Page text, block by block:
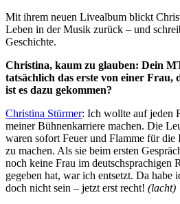
Mit ihrem neuen Livealbum blickt
Leben in der Musik zurück – und
Geschichte.
Christina, kaum zu glauben: Dein
tatsächlich das erste von einer Frau,
ist es dazu gekommen?
Christina Stürmer: Ich wollte auf jeden
meiner Bühnenkarriere machen. Die
waren sofort Feuer und Flamme für
zu machen. Als sie beim ersten
noch keine Frau im deutschsprachigen
gegeben hat, war ich entsetzt. Da habe
doch nicht sein – jetzt erst recht! (lacht)